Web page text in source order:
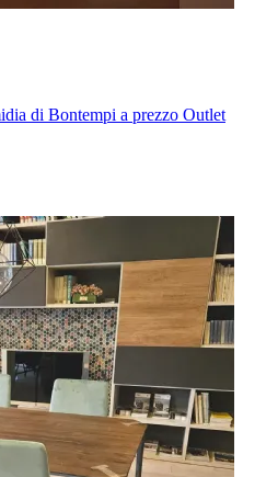
di Bontempi a prezzo Outlet